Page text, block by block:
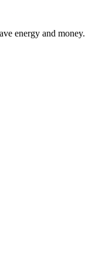
energy and money.